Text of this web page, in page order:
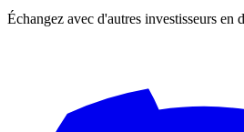
Échangez avec d'autres investisseurs en